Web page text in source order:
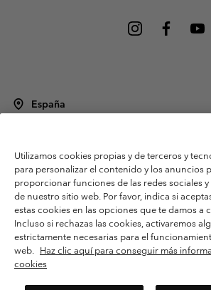
España
Condiciones de uso
Terminos de Venta
Política de Privacidad
Términos y condiciones del programa de miembros
Términos De Uso Del Contenido Generado Por Los
Impressum
Cookies Public CBCR
Utilizamos cookies propias y de terceros y
para personalizar el contenido y los anuncios
proporcionar funciones de las redes sociales
de nuestro sitio web. Por favor, indica si
estas cookies en las opciones que te damos a
Incluso si rechazas las cookies, activaremos
estrictamente necesarias para el
web. Haz clic aquí para conseguir más
cookies
Selecciona tu país e
Compras en línea